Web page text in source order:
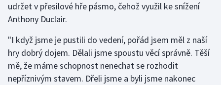
Házená
Judo
Krasobruslení
udržet v přesilové hře pásmo, čehož využil ke snížení
Anthony Duclair.
"I když jsme je pustili do vedení, pořád jsem měl z naší
hry dobrý dojem. Dělali jsme spoustu věcí správně. Těší
mě, že máme schopnost nenechat se rozhodit
nepříznivým stavem. Dřeli jsme a byli jsme nakonec